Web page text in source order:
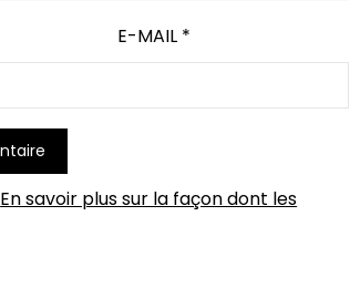
E-MAIL *
En savoir plus sur la façon dont les